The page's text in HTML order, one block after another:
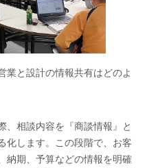
業と設計の情報共有はどのよ
、相談内容を『商談情報』と
化します。この段階で、お客
納期、予算などの情報を明確